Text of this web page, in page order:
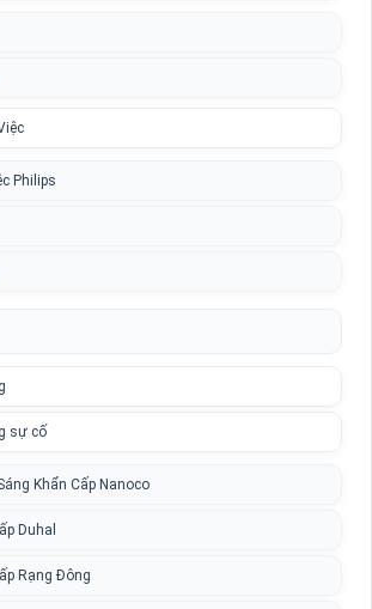
Philips
sự cố
Khẩn Cấp Nanoco
Duhal
Rạng Đông